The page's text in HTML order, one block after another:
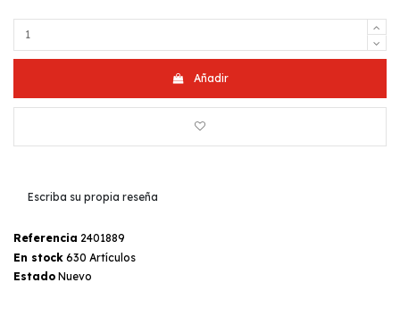
Añadir
Escriba su propia reseña
Referencia 2401889
En stock 630 Artículos
Estado Nuevo